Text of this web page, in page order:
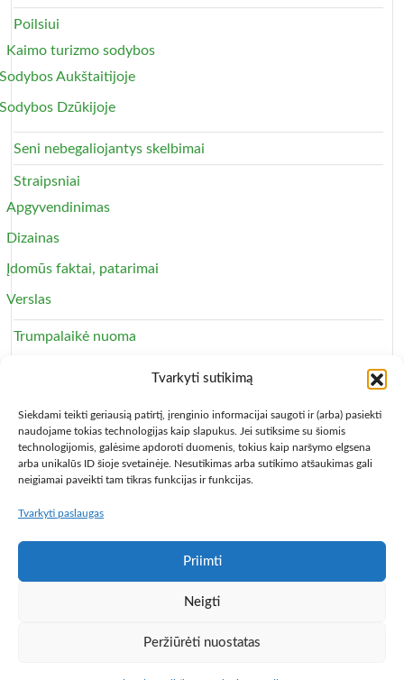
Tvarkyti sutikimą
Siekdami teikti geriausią patirtį, įrenginio informacijai saugoti ir (arba) pasiekti
naudojame tokias technologijas kaip slapukus. Jei sutiksime su šiomis
technologijomis, galėsime apdoroti duomenis, tokius kaip naršymo elgsena
arba unikalūs ID šioje svetainėje. Nesutikimas arba sutikimo atšaukimas gali
neigiamai paveikti tam tikras funkcijas ir funkcijas.
Tvarkyti paslaugas
Priimti
Neigti
Peržiūrėti nuostatas
Poilsiui
Kaimo turizmo sodybos
Sodybos Aukštaitijoje
Sodybos Dzūkijoje
Seni nebegaliojantys skelbimai
Straipsniai
Apgyvendinimas
Dizainas
Įdomūs faktai, patarimai
Verslas
Trumpalaikė nuoma
Copyright © 2013 – 2026
Privatumo politika
Baldų mugė